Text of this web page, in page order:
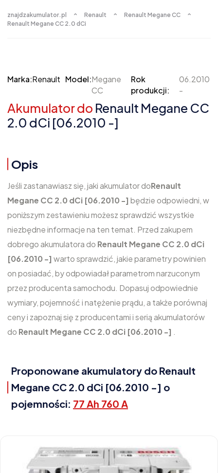
znajdzakumulator.pl Renault
Renault Megane CC
Renault Megane CC 2.0 dCi
Marka:Renault Model:Megane
CC
Rok
produkcji:
06.2010
-
Akumulator do Renault Megane CC
2.0 dCi [06.2010 -]
Opis
Jeśli zastanawiasz się, jaki akumulator doRenault
Megane CC 2.0 dCi [06.2010 -] będzie odpowiedni, w
poniższym zestawieniu możesz sprawdzić wszystkie
niezbędne informacje na ten temat. Przed zakupem
dobrego akumulatora do Renault Megane CC 2.0 dCi
[06.2010 -] warto sprawdzić, jakie parametry powinien
on posiadać, by odpowiadał parametrom narzuconym
przez producenta samochodu. Dopasuj odpowiednie
wymiary, pojemność i natężenie prądu, a także porównaj
ceny i zapoznaj się z producentami i serią akumulatorów
do Renault Megane CC 2.0 dCi [06.2010 -] .
Proponowane akumulatory do Renault
Megane CC 2.0 dCi [06.2010 -] o
pojemności: 77 Ah 760 A